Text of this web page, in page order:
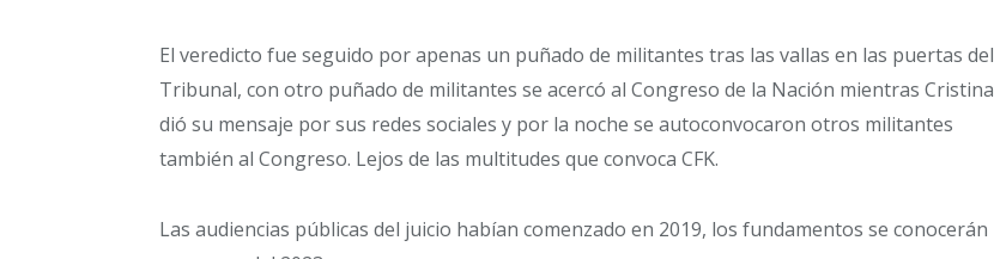
El veredicto fue seguido por apenas un puñado de militantes tras las vallas en las puertas del
Tribunal, con otro puñado de militantes se acercó al Congreso de la Nación mientras Cristina
dió su mensaje por sus redes sociales y por la noche se autoconvocaron otros militantes
también al Congreso. Lejos de las multitudes que convoca CFK.
Las audiencias públicas del juicio habían comenzado en 2019, los fundamentos se conocerán